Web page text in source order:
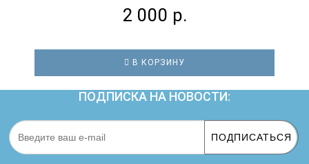
2 000 р.
В КОРЗИНУ
ПОДПИСКА НА НОВОСТИ:
ПОДПИСАТЬСЯ